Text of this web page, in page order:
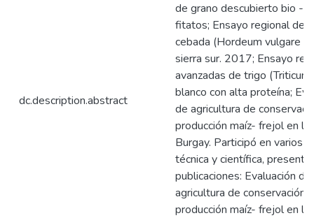
dc.description.abstract
de grano descubierto bio -
fitatos; Ensayo regional de
cebada (Hordeum vulgare
sierra sur. 2017; Ensayo
avanzadas de trigo
blanco con alta proteína;
de agricultura de
producción maíz- frejol en la
Burgay. Participó en varios
técnica y científica,
publicaciones: Evaluación
agricultura de conservación
producción maíz- frejol en la